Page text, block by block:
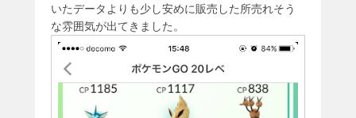
いたデータよりも少し安めに販売した所売れそう
な雰囲気が出てきました。